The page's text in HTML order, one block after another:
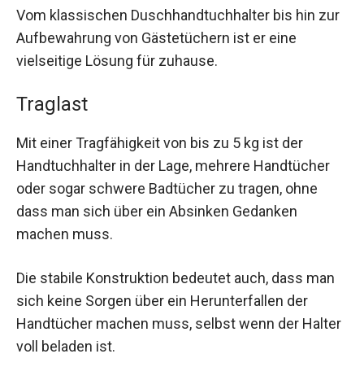
Vom klassischen Duschhandtuchhalter bis hin zur
Aufbewahrung von Gästetüchern ist er eine
vielseitige Lösung für zuhause.
Traglast
Mit einer Tragfähigkeit von bis zu 5 kg ist der
Handtuchhalter in der Lage, mehrere Handtücher
oder sogar schwere Badtücher zu tragen, ohne
dass man sich über ein Absinken Gedanken
machen muss.
Die stabile Konstruktion bedeutet auch, dass man
sich keine Sorgen über ein Herunterfallen der
Handtücher machen muss, selbst wenn der Halter
voll beladen ist.